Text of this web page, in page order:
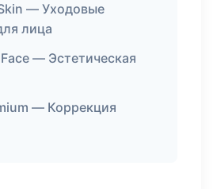
— Уходовые
лица
— Эстетическая
— Коррекция